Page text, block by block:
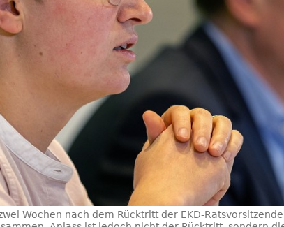
Wochen nach dem Rücktritt der EKD-